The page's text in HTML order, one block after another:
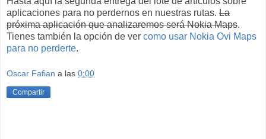
aplicaciones para no perdernos en nuestras rutas. La
próxima aplicación que analizaremos será Nokia Maps.
Tienes también la opción de ver como usar Nokia Ovi Maps
para no perderte.
Oscar Fafian a las 0:00
Compartir